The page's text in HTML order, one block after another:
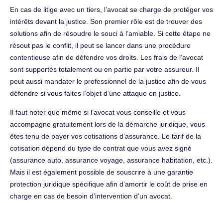
En cas de litige avec un tiers, l’avocat se charge de protéger vos
intérêts devant la justice. Son premier rôle est de trouver des
solutions afin de résoudre le souci à l’amiable. Si cette étape ne
résout pas le conflit, il peut se lancer dans une procédure
contentieuse afin de défendre vos droits. Les frais de l’avocat
sont supportés totalement ou en partie par votre assureur. II
peut aussi mandater le professionnel de la justice afin de vous
défendre si vous faites l’objet d’une attaque en justice.
Il faut noter que même si l’avocat vous conseille et vous
accompagne gratuitement lors de la démarche juridique, vous
êtes tenu de payer vos cotisations d’assurance. Le tarif de la
cotisation dépend du type de contrat que vous avez signé
(assurance auto, assurance voyage, assurance habitation, etc.).
Mais il est également possible de souscrire à une garantie
protection juridique spécifique afin d’amortir le coût de prise en
charge en cas de besoin d’intervention d’un avocat.